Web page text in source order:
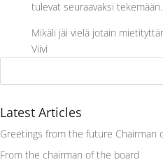
tulevat seuraavaksi tekemään.
Mikäli jäi vielä jotain
Viivi
Latest Articles
Greetings from the future Chairman
From the chairman of the board